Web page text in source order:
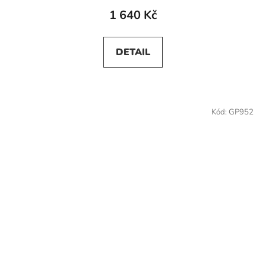
1 640 Kč
DETAIL
Kód: GP952